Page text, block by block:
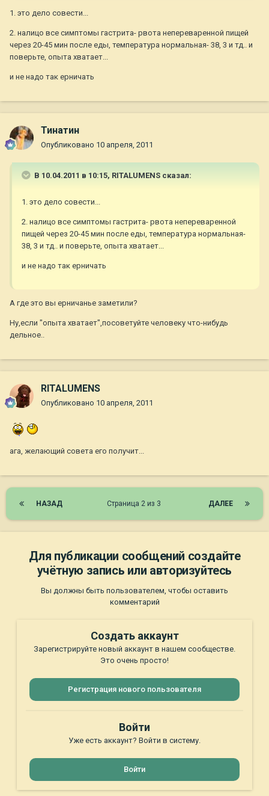
1. это дело совести...
2. налицо все симптомы гастрита- рвота непереваренной пищей
через 20-45 мин после еды, температура нормальная- 38, 3 и тд.. и
поверьте, опыта хватает...
и не надо так ерничать
Тинатин
Опубликовано 10 апреля, 2011
В 10.04.2011 в 10:15, RITALUMENS сказал:
1. это дело совести...
2. налицо все симптомы гастрита- рвота непереваренной
пищей через 20-45 мин после еды, температура нормальная-
38, 3 и тд.. и поверьте, опыта хватает...
и не надо так ерничать
А где это вы ерничанье заметили?
Ну,если "опыта хватает",посоветуйте человеку что-нибудь
дельное..
RITALUMENS
Опубликовано 10 апреля, 2011
ага, желающий совета его получит...
НАЗАД ДАЛЕЕ
Страница 2 из 3
Для публикации сообщений создайте
учётную запись или авторизуйтесь
Вы должны быть пользователем, чтобы оставить
комментарий
Создать аккаунт
Зарегистрируйте новый аккаунт в нашем сообществе.
Это очень просто!
Регистрация нового пользователя
Войти
Уже есть аккаунт? Войти в систему.
Войти